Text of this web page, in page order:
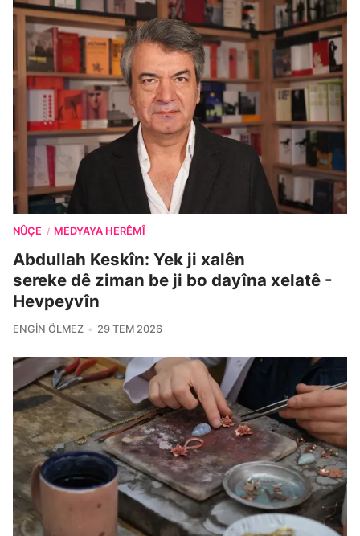
NÛÇE / MEDYAYA HERÊMÎ
Abdullah Keskîn: Yek ji xalên
sereke dê ziman be ji bo dayîna xelatê -
Hevpeyvîn
ENGIN ÖLMEZ 29 TEM 2026